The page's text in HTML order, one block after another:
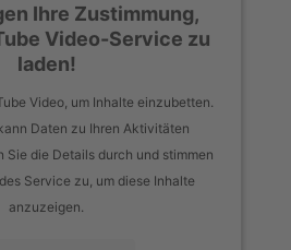
Ihre Zustimmung,
Video-Service zu
laden!
Video, um Inhalte einzubetten.
Daten zu Ihren Aktivitäten
Sie die Details durch und stimmen
Service zu, um diese Inhalte
anzuzeigen.